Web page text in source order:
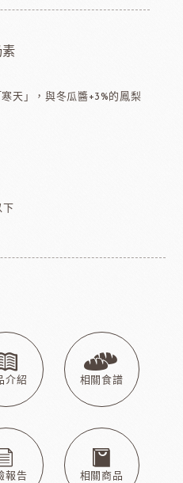
天」，與冬瓜醬+3%的鳳梨
下
介紹 相關食譜
報告 相關商品